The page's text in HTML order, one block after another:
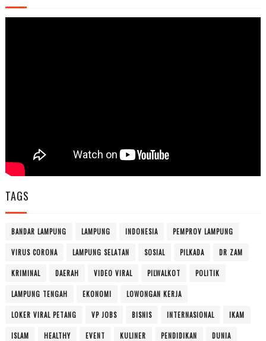
TAGS
BANDAR LAMPUNG LAMPUNG INDONESIA PEMPROV LAMPUNG
VIRUS CORONA LAMPUNG SELATAN SOSIAL PILKADA DR ZAM
KRIMINAL DAERAH VIDEO VIRAL PILWALKOT POLITIK
LAMPUNG TENGAH EKONOMI LOWONGAN KERJA
LOKER VIRAL PETANG VP JOBS BISNIS INTERNASIONAL IKAM
ISLAM HEALTHY EVENT KULINER PENDIDIKAN DUNIA